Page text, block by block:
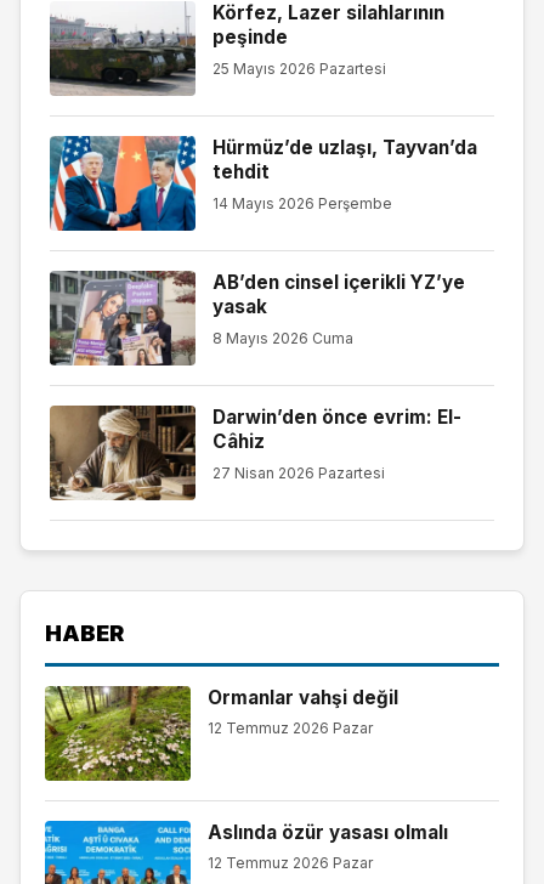
Körfez, Lazer silahlarının
peşinde
25 Mayıs 2026 Pazartesi
Hürmüz’de uzlaşı, Tayvan’da
tehdit
14 Mayıs 2026 Perşembe
AB’den cinsel içerikli YZ’ye
yasak
8 Mayıs 2026 Cuma
Darwin’den önce evrim: El-
Câhiz
27 Nisan 2026 Pazartesi
HABER
Ormanlar vahşi değil
12 Temmuz 2026 Pazar
Aslında özür yasası olmalı
12 Temmuz 2026 Pazar